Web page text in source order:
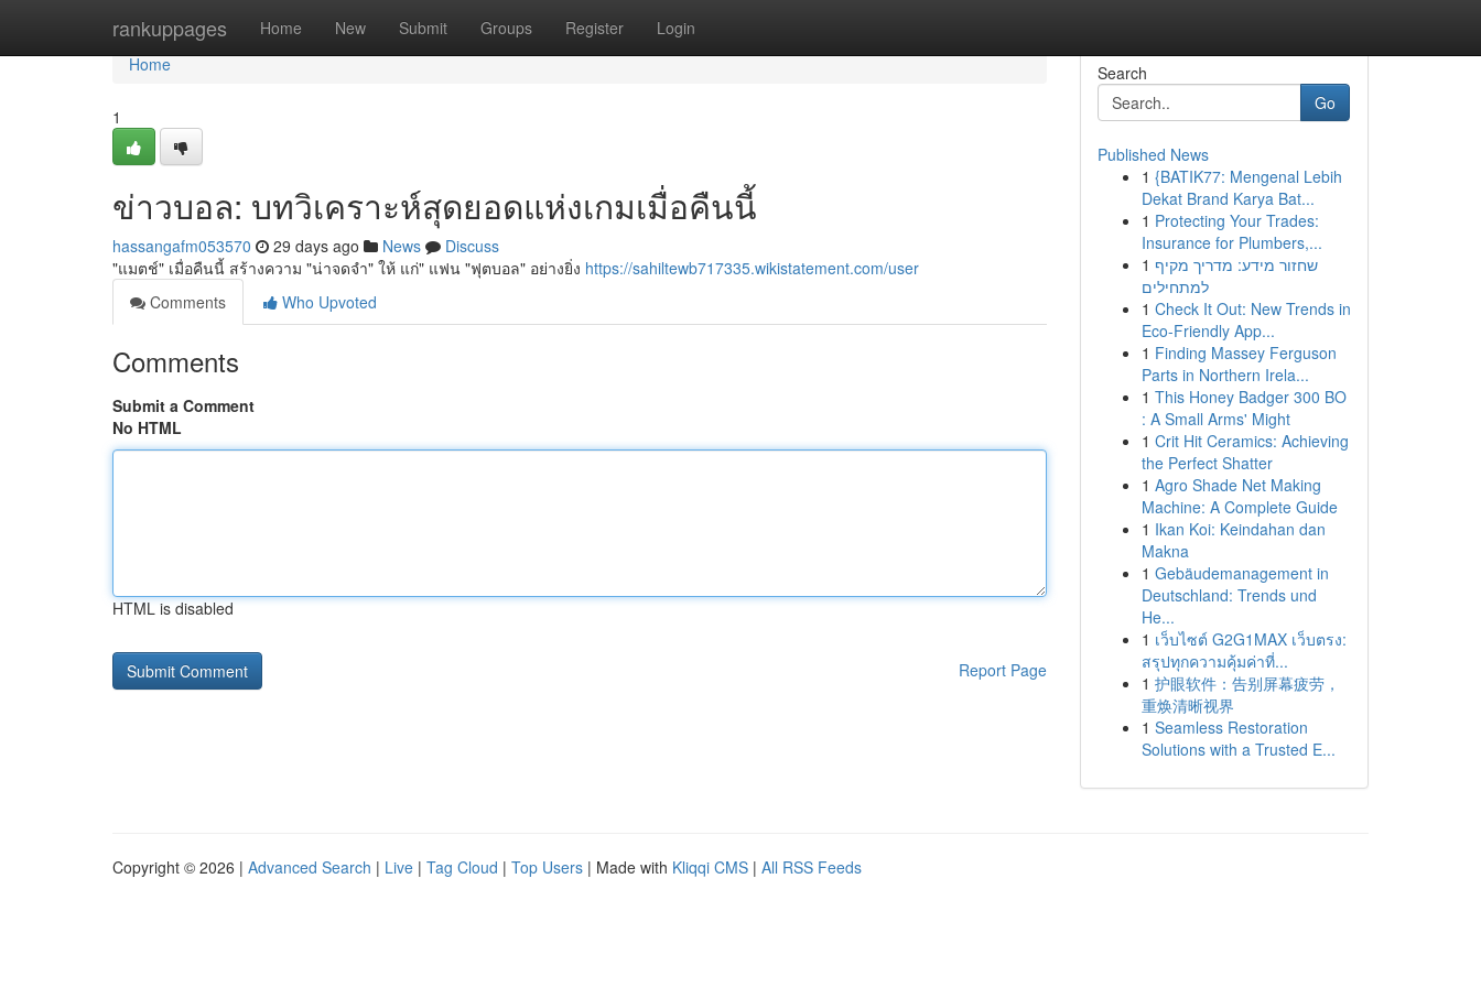
rankuppages Home New Submit Groups Register Login
Home
Home
1
ข่าวบอล: บทวิเคราะห์สุดยอดแห่งเกมเมื่อคืนนี้
hassangafm053570 29 days ago News
Discuss
"แมตช์" เมื่อคืนนี้ สร้างความ "น่าจดจำ" ให้ แก่" แฟน "ฟุตบอล" อย่างยิ่ง https://sahiltewb717335.wikistatement.com/user
Comments
Who Upvoted
Comments
Submit a Comment
No HTML
HTML is disabled
Report Page
Search
Go
Published News
1 {BATIK77: Mengenal Lebih
Dekat Brand Karya Bat...
1 Protecting Your Trades:
Insurance for Plumbers,...
1 שחזור מידע: מדריך מקיף
למתחילים
1 Check It Out: New Trends in
Eco-Friendly App...
1 Finding Massey Ferguson
Parts in Northern Irela...
1 This Honey Badger 300 BO
: A Small Arms' Might
1 Crit Hit Ceramics: Achieving
the Perfect Shatter
1 Agro Shade Net Making
Machine: A Complete Guide
1 Ikan Koi: Keindahan dan
Makna
1 Gebäudemanagement in
Deutschland: Trends und
He...
1 เว็บไซต์ G2G1MAX เว็บตรง:
สรุปทุกความคุ้มค่าที่...
1 护眼软件：告别屏幕疲劳，
重焕清晰视界
1 Seamless Restoration
Solutions with a Trusted E...
Copyright © 2026 | Advanced Search | Live | Tag Cloud | Top Users | Made with Kliqqi CMS | All RSS Feeds